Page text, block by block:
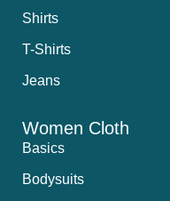
Shirts
T-Shirts
Jeans
Women Cloth
Basics
Bodysuits